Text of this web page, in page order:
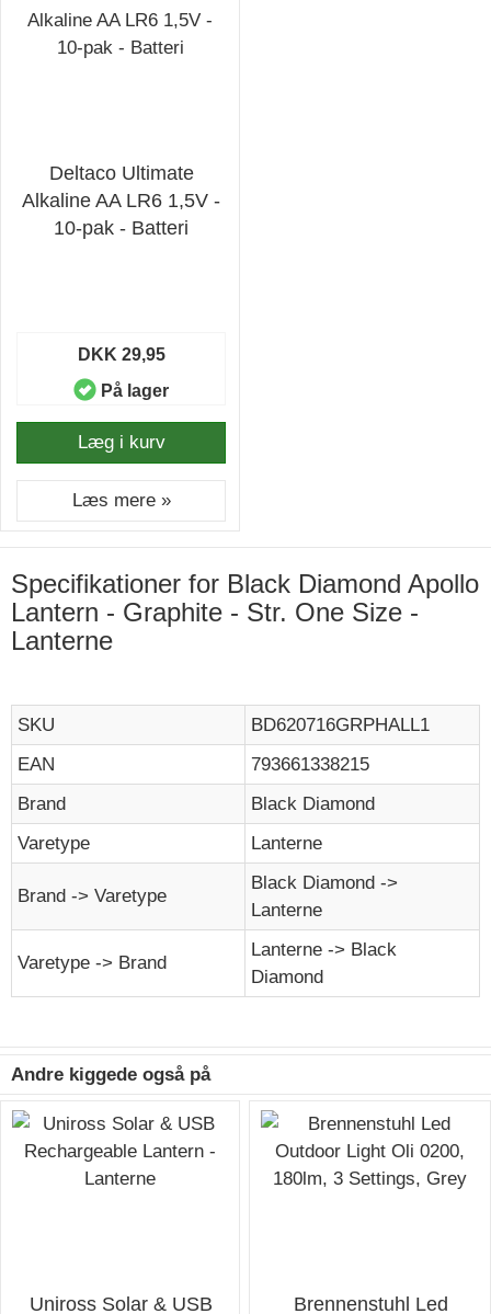
Deltaco Ultimate
Alkaline AA LR6 1,5V -
10-pak - Batteri
DKK 29,95
På lager
Læg i kurv
Læs mere »
Specifikationer for Black Diamond Apollo
Lantern - Graphite - Str. One Size -
Lanterne
SKU
BD620716GRPHALL1
EAN
793661338215
Brand
Black Diamond
Varetype
Lanterne
Brand -> Varetype
Black Diamond ->
Lanterne
Varetype -> Brand
Lanterne -> Black
Diamond
Andre kiggede også på
Uniross Solar & USB Brennenstuhl Led